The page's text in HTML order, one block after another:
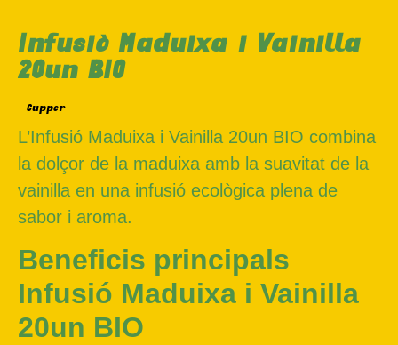
Infusió Maduixa i Vainilla
20un BIO
Cupper
L’Infusió Maduixa i Vainilla 20un BIO combina
la dolçor de la maduixa amb la suavitat de la
vainilla en una infusió ecològica plena de
sabor i aroma.
Beneficis principals
Infusió Maduixa i Vainilla
20un BIO